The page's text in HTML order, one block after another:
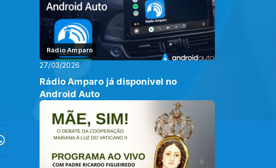
Rádio Amparo
27/03/2026
Rádio Amparo já disponível no
Android Auto